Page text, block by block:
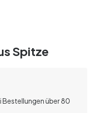
Spitze
Bestellungen über 80